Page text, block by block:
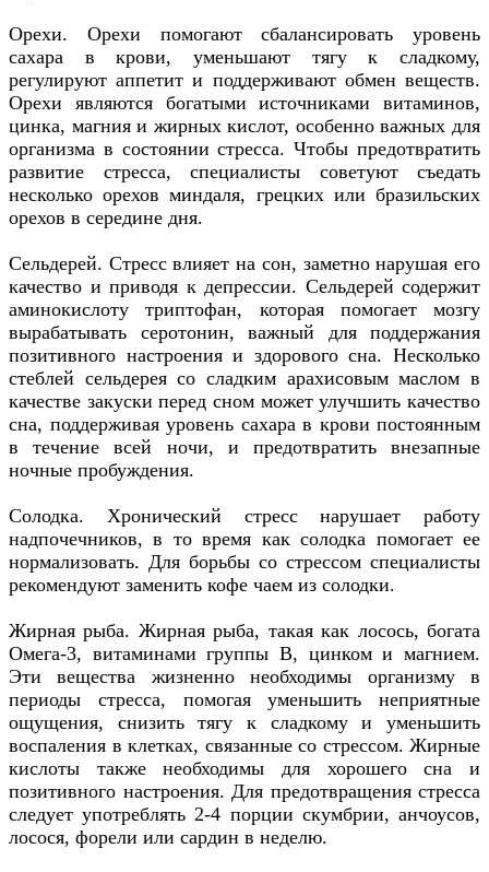
Орехи. Орехи помогают сбалансировать уровень
сахара в крови, уменьшают тягу к сладкому,
регулируют аппетит и поддерживают обмен веществ.
Орехи являются богатыми источниками витаминов,
цинка, магния и жирных кислот, особенно важных для
организма в состоянии стресса. Чтобы предотвратить
развитие стресса, специалисты советуют съедать
несколько орехов миндаля, грецких или бразильских
орехов в середине дня.
Сельдерей. Стресс влияет на сон, заметно нарушая его
качество и приводя к депрессии. Сельдерей содержит
аминокислоту триптофан, которая помогает мозгу
вырабатывать серотонин, важный для поддержания
позитивного настроения и здорового сна. Несколько
стеблей сельдерея со сладким арахисовым маслом в
качестве закуски перед сном может улучшить качество
сна, поддерживая уровень сахара в крови постоянным
в течение всей ночи, и предотвратить внезапные
ночные пробуждения.
Солодка. Хронический стресс нарушает работу
надпочечников, в то время как солодка помогает ее
нормализовать. Для борьбы со стрессом специалисты
рекомендуют заменить кофе чаем из солодки.
Жирная рыба. Жирная рыба, такая как лосось, богата
Омега-3, витаминами группы В, цинком и магнием.
Эти вещества жизненно необходимы организму в
периоды стресса, помогая уменьшить неприятные
ощущения, снизить тягу к сладкому и уменьшить
воспаления в клетках, связанные со стрессом. Жирные
кислоты также необходимы для хорошего сна и
позитивного настроения. Для предотвращения стресса
следует употреблять 2-4 порции скумбрии, анчоусов,
лосося, форели или сардин в неделю.